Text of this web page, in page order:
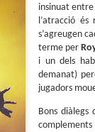
insinuat
l’atracció
s’agreugen
terme per
i un dels
demanat)
jugadors
Bons diàlegs
un
és